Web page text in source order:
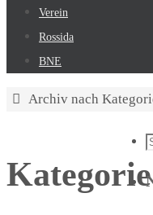
Verein
Rossida
BNE
StartArchiv nach